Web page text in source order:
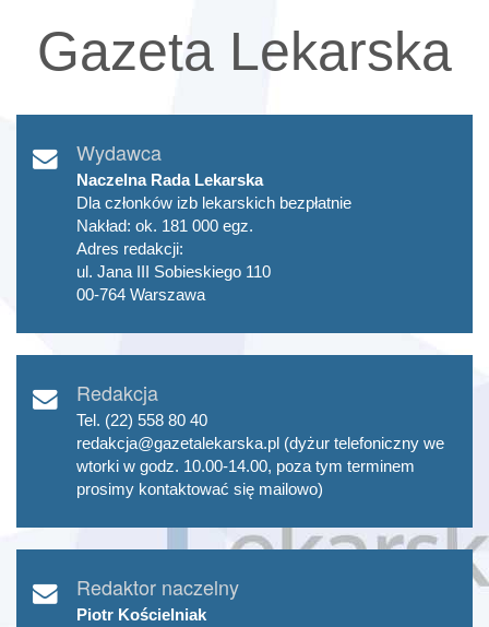
Gazeta Lekarska
Wydawca
Naczelna Rada Lekarska
Dla członków izb lekarskich bezpłatnie
Nakład: ok. 181 000 egz.
Adres redakcji:
ul. Jana III Sobieskiego 110
00-764 Warszawa
Redakcja
Tel. (22) 558 80 40
redakcja@gazetalekarska.pl (dyżur telefoniczny we
wtorki w godz. 10.00-14.00, poza tym terminem
prosimy kontaktować się mailowo)
Redaktor naczelny
Piotr Kościelniak